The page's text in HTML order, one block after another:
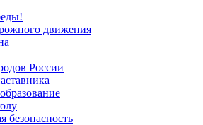
движения
России
безопасность